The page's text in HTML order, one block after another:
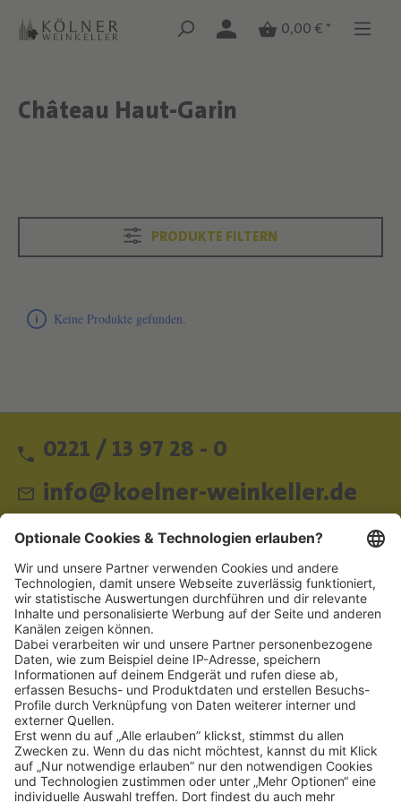
Zum Hauptinhalt springen
Zum Hauptinhalt springen
0,00 € *
Text überspringen
Château Haut-Garin
Text überspringen
PRODUKTE FILTERN
Keine Produkte gefunden.
0221 / 13 97 28 - 0
info@koelner-weinkeller.de
Schnellzugriff
ZAHLUNGSMETHODEN
SOCIAL
NEWSLETTER
BESUCHEN SIE UNS